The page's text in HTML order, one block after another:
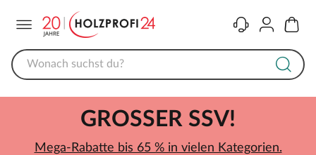
KontaktKonto
GROSSER SSV!
Mega-Rabatte bis 65 % in vielen Kategorien.